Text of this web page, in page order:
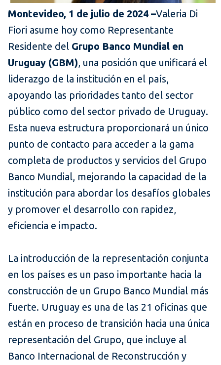
Montevideo, 1 de julio de 2024 –Valeria Di
Fiori asume hoy como Representante
Residente del Grupo Banco Mundial en
Uruguay (GBM), una posición que unificará el
liderazgo de la institución en el país,
apoyando las prioridades tanto del sector
público como del sector privado de Uruguay.
Esta nueva estructura proporcionará un único
punto de contacto para acceder a la gama
completa de productos y servicios del Grupo
Banco Mundial, mejorando la capacidad de la
institución para abordar los desafíos globales
y promover el desarrollo con rapidez,
eficiencia e impacto.
La introducción de la representación conjunta
en los países es un paso importante hacia la
construcción de un Grupo Banco Mundial más
fuerte. Uruguay es una de las 21 oficinas que
están en proceso de transición hacia una única
representación del Grupo, que incluye al
Banco Internacional de Reconstrucción y